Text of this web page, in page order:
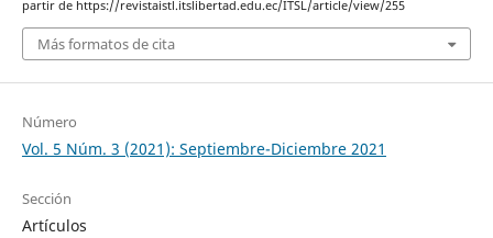
partir de https://revistaistl.itslibertad.edu.ec/ITSL/article/view/255
Más formatos de cita
Número
Vol. 5 Núm. 3 (2021): Septiembre-Diciembre 2021
Sección
Artículos